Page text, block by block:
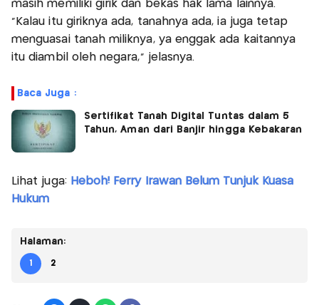
masih memiliki girik dan bekas hak lama lainnya.
"Kalau itu giriknya ada, tanahnya ada, ia juga tetap
menguasai tanah miliknya, ya enggak ada kaitannya
itu diambil oleh negara," jelasnya.
Baca Juga :
Sertifikat Tanah Digital Tuntas dalam 5
Tahun, Aman dari Banjir hingga Kebakaran
Lihat juga: Heboh! Ferry Irawan Belum Tunjuk Kuasa
Hukum
Halaman:
1 2